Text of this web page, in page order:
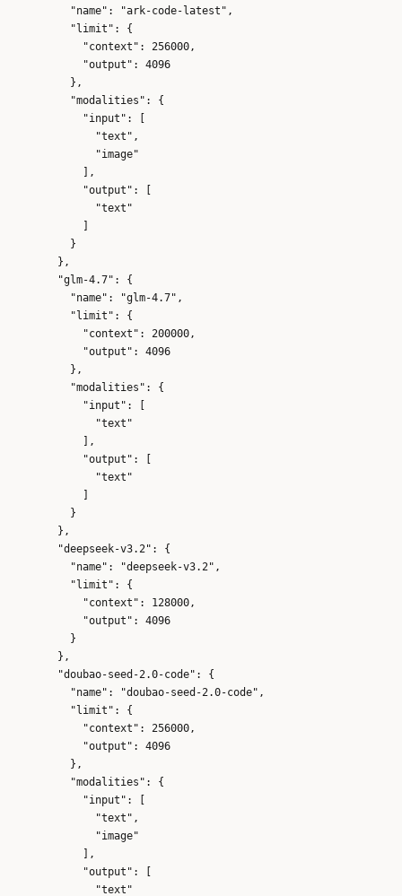
          "name": "ark-code-latest",
          "limit": {
            "context": 256000,
            "output": 4096
          },
          "modalities": {
            "input": [
              "text",
              "image"
            ],
            "output": [
              "text"
            ]
          }
        },
        "glm-4.7": {
          "name": "glm-4.7",
          "limit": {
            "context": 200000,
            "output": 4096
          },
          "modalities": {
            "input": [
              "text"
            ],
            "output": [
              "text"
            ]
          }
        },
        "deepseek-v3.2": {
          "name": "deepseek-v3.2",
          "limit": {
            "context": 128000,
            "output": 4096
          }
        },
        "doubao-seed-2.0-code": {
          "name": "doubao-seed-2.0-code",
          "limit": {
            "context": 256000,
            "output": 4096
          },
          "modalities": {
            "input": [
              "text",
              "image"
            ],
            "output": [
              "text"